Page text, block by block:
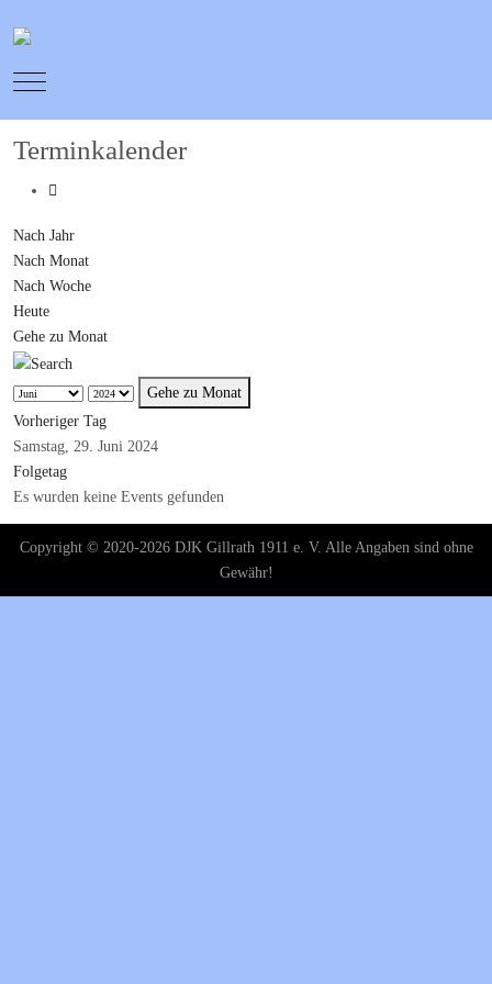
Mobile Menu Toggle
Terminkalender
Nach Jahr
Nach Monat
Nach Woche
Heute
Gehe zu Monat
Gehe zu Monat
Vorheriger Tag
Samstag, 29. Juni 2024
Folgetag
Es wurden keine Events gefunden
Copyright © 2020-2026 DJK Gillrath 1911 e. V. Alle Angaben sind ohne
Gewähr!